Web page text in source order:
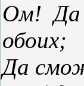
Ом! Да
обоих;
Да